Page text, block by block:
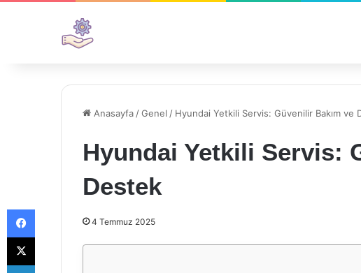
Anasayfa /Genel / Hyundai Yetkili Servis: Güvenilir Bakım ve
Hyundai Yetkili Servis:
Destek
4 Temmuz 2025
Facebook
X
LinkedIn